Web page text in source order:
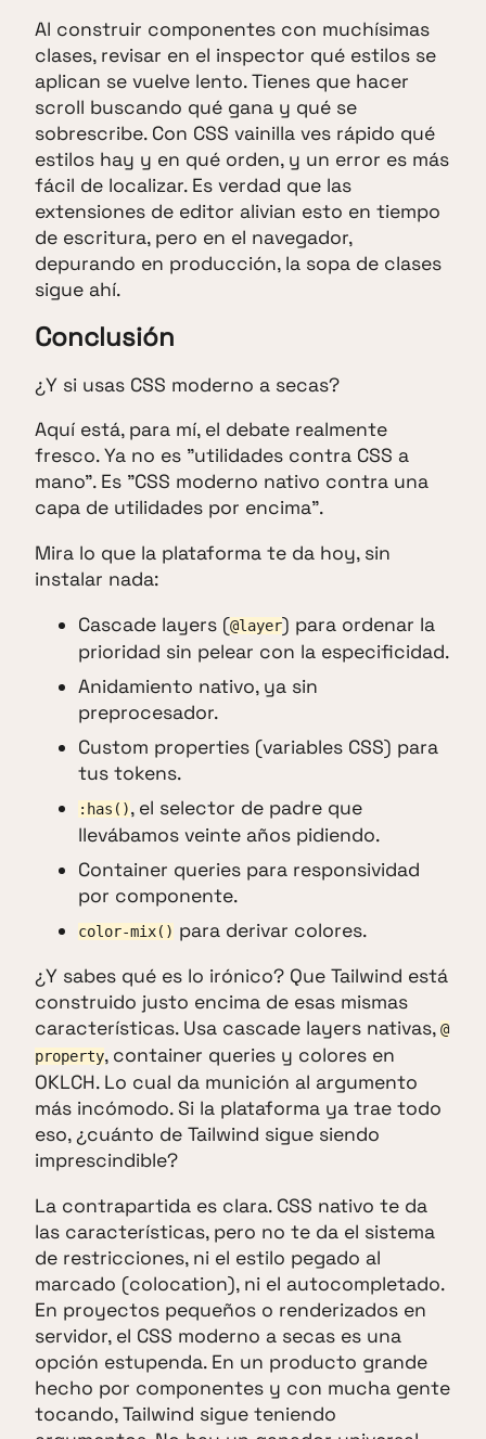
Al construir componentes con muchísimas
clases, revisar en el inspector qué estilos se
aplican se vuelve lento. Tienes que hacer
scroll buscando qué gana y qué se
sobrescribe. Con CSS vainilla ves rápido qué
estilos hay y en qué orden, y un error es más
fácil de localizar. Es verdad que las
extensiones de editor alivian esto en tiempo
de escritura, pero en el navegador,
depurando en producción, la sopa de clases
sigue ahí.
Conclusión
¿Y si usas CSS moderno a secas?
Aquí está, para mí, el debate realmente
fresco. Ya no es "utilidades contra CSS a
mano". Es "CSS moderno nativo contra una
capa de utilidades por encima".
Mira lo que la plataforma te da hoy, sin
instalar nada:
Cascade layers (@layer) para ordenar la
prioridad sin pelear con la especificidad.
Anidamiento nativo, ya sin
preprocesador.
Custom properties (variables CSS) para
tus tokens.
:has(), el selector de padre que
llevábamos veinte años pidiendo.
Container queries para responsividad
por componente.
color-mix() para derivar colores.
¿Y sabes qué es lo irónico? Que Tailwind está
construido justo encima de esas mismas
características. Usa cascade layers nativas, @
property, container queries y colores en
OKLCH. Lo cual da munición al argumento
más incómodo. Si la plataforma ya trae todo
eso, ¿cuánto de Tailwind sigue siendo
imprescindible?
La contrapartida es clara. CSS nativo te da
las características, pero no te da el sistema
de restricciones, ni el estilo pegado al
marcado (colocation), ni el autocompletado.
En proyectos pequeños o renderizados en
servidor, el CSS moderno a secas es una
opción estupenda. En un producto grande
hecho por componentes y con mucha gente
tocando, Tailwind sigue teniendo